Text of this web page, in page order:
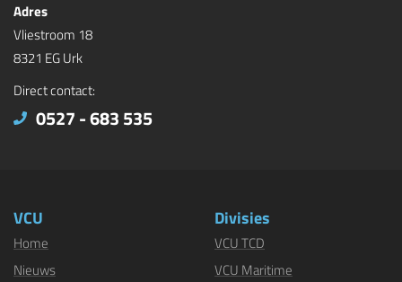
Adres
Vliestroom 18
8321 EG Urk
Direct contact:
0527 - 683 535
VCU
Home
Nieuws
Divisies
VCU TCD
VCU Maritime